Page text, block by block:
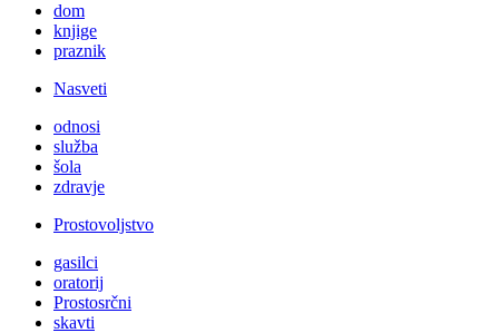
dom
knjige
praznik
Nasveti
odnosi
služba
šola
zdravje
Prostovoljstvo
gasilci
oratorij
Prostosrčni
skavti